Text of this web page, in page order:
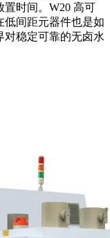
时间。W20 高可
低间距元器件也是如
对稳定可靠的无卤水